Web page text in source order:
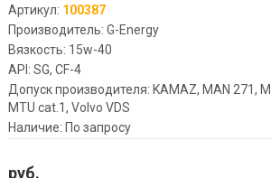
Артикул: 100387
Производитель: G-Energy
Вязкость: 15w-40
API: SG, CF-4
Допуск производителя: KAMAZ, MAN 271,
MTU cat.1, Volvo VDS
Наличие: По запросу
руб.